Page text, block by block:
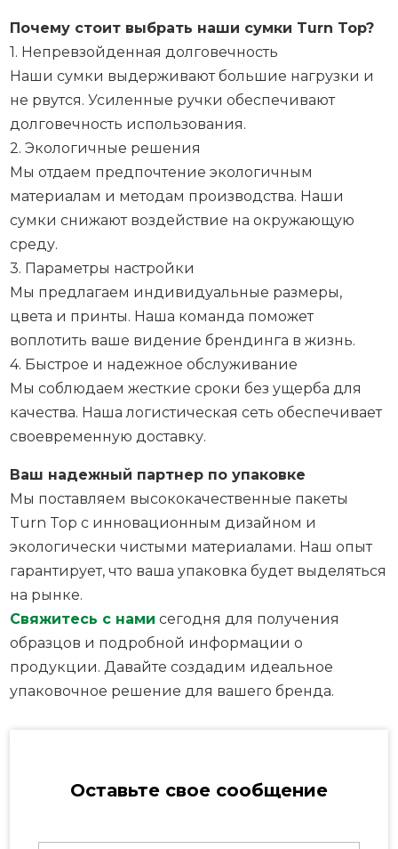
Почему стоит выбрать наши сумки Turn Top?
1. Непревзойденная долговечность
Наши сумки выдерживают большие нагрузки и
не рвутся. Усиленные ручки обеспечивают
долговечность использования.
2. Экологичные решения
Мы отдаем предпочтение экологичным
материалам и методам производства. Наши
сумки снижают воздействие на окружающую
среду.
3. Параметры настройки
Мы предлагаем индивидуальные размеры,
цвета и принты. Наша команда поможет
воплотить ваше видение брендинга в жизнь.
4. Быстрое и надежное обслуживание
Мы соблюдаем жесткие сроки без ущерба для
качества. Наша логистическая сеть обеспечивает
своевременную доставку.
Ваш надежный партнер по упаковке
Мы поставляем высококачественные пакеты
Turn Top с инновационным дизайном и
экологически чистыми материалами. Наш опыт
гарантирует, что ваша упаковка будет выделяться
на рынке.
Свяжитесь с нами сегодня для получения
образцов и подробной информации о
продукции. Давайте создадим идеальное
упаковочное решение для вашего бренда.
Оставьте свое сообщение